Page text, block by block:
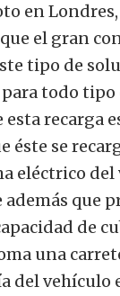
en
el gran
tipo de
todo tipo
recarga
se
eléctrico del
además que
de
una
del vehículo